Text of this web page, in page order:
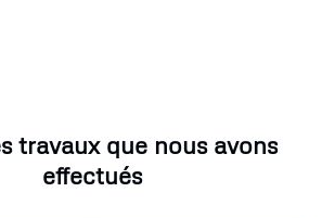
travaux que nous avons
effectués